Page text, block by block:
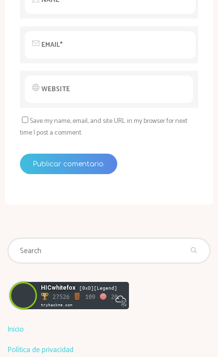
Save my name, email, and site URL in my browser for next
time I post a comment.
Search
HICwhitefox [0xD][Legend]
27526 109 20
tryhackme.com
Inicio
Política de privacidad